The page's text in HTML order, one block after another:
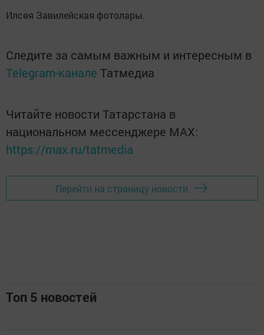
Илсөя Завилейская фотолары.
Следите за самым важным и интересным в
Telegram-канале Татмедиа
Читайте новости Татарстана в
национальном мессенджере MАХ:
https://max.ru/tatmedia
Перейти на страницу новости
Топ 5 новостей